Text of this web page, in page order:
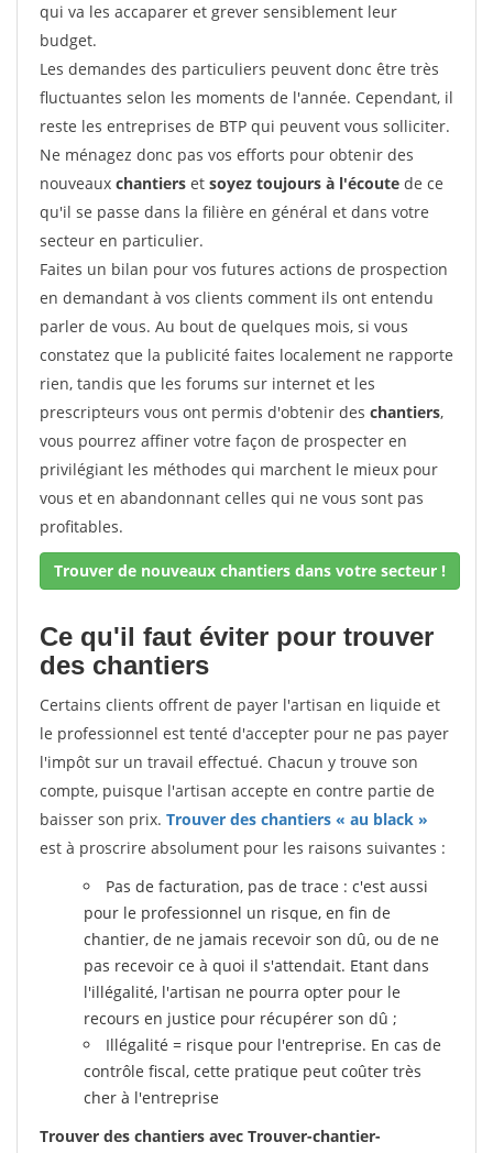
qui va les accaparer et grever sensiblement leur
budget.
Les demandes des particuliers peuvent donc être très
fluctuantes selon les moments de l'année. Cependant, il
reste les entreprises de BTP qui peuvent vous solliciter.
Ne ménagez donc pas vos efforts pour obtenir des
nouveaux chantiers et soyez toujours à l'écoute de ce
qu'il se passe dans la filière en général et dans votre
secteur en particulier.
Faites un bilan pour vos futures actions de prospection
en demandant à vos clients comment ils ont entendu
parler de vous. Au bout de quelques mois, si vous
constatez que la publicité faites localement ne rapporte
rien, tandis que les forums sur internet et les
prescripteurs vous ont permis d'obtenir des chantiers,
vous pourrez affiner votre façon de prospecter en
privilégiant les méthodes qui marchent le mieux pour
vous et en abandonnant celles qui ne vous sont pas
profitables.
Trouver de nouveaux chantiers dans votre secteur !
Ce qu'il faut éviter pour trouver
des chantiers
Certains clients offrent de payer l'artisan en liquide et
le professionnel est tenté d'accepter pour ne pas payer
l'impôt sur un travail effectué. Chacun y trouve son
compte, puisque l'artisan accepte en contre partie de
baisser son prix. Trouver des chantiers « au black »
est à proscrire absolument pour les raisons suivantes :
Pas de facturation, pas de trace : c'est aussi
pour le professionnel un risque, en fin de
chantier, de ne jamais recevoir son dû, ou de ne
pas recevoir ce à quoi il s'attendait. Etant dans
l'illégalité, l'artisan ne pourra opter pour le
recours en justice pour récupérer son dû ;
Illégalité = risque pour l'entreprise. En cas de
contrôle fiscal, cette pratique peut coûter très
cher à l'entreprise
Trouver des chantiers avec Trouver-chantier-